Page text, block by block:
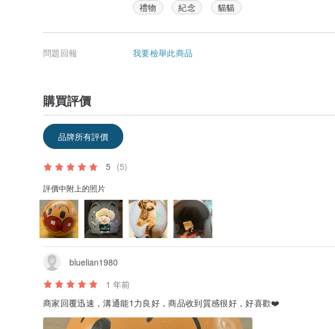
禮物
紀念 貓貓
問題回報 我要檢舉此商品
購買評價
品牌所有評價
5 (5)
評價中附上的照片
bluelian1980
1 年前
商家回覆迅速，溝通能1力良好，商品收到質感很好，好喜歡❤️